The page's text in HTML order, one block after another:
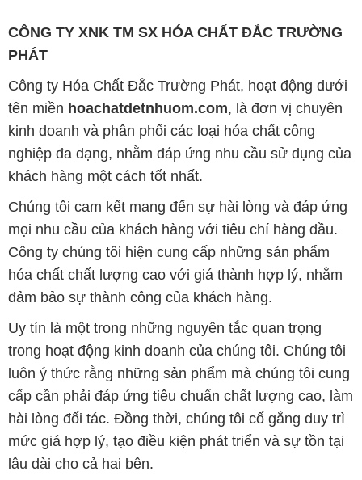
CÔNG TY XNK TM SX HÓA CHẤT ĐẮC TRƯỜNG
PHÁT
Công ty Hóa Chất Đắc Trường Phát, hoạt động dưới
tên miền hoachatdetnhuom.com, là đơn vị chuyên
kinh doanh và phân phối các loại hóa chất công
nghiệp đa dạng, nhằm đáp ứng nhu cầu sử dụng của
khách hàng một cách tốt nhất.
Chúng tôi cam kết mang đến sự hài lòng và đáp ứng
mọi nhu cầu của khách hàng với tiêu chí hàng đầu.
Công ty chúng tôi hiện cung cấp những sản phẩm
hóa chất chất lượng cao với giá thành hợp lý, nhằm
đảm bảo sự thành công của khách hàng.
Uy tín là một trong những nguyên tắc quan trọng
trong hoạt động kinh doanh của chúng tôi. Chúng tôi
luôn ý thức rằng những sản phẩm mà chúng tôi cung
cấp cần phải đáp ứng tiêu chuẩn chất lượng cao, làm
hài lòng đối tác. Đồng thời, chúng tôi cố gắng duy trì
mức giá hợp lý, tạo điều kiện phát triển và sự tồn tại
lâu dài cho cả hai bên.